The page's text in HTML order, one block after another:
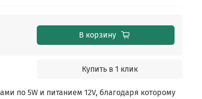
В корзину
Купить в 1 клик
по 5W и питанием 12V, благодаря которому